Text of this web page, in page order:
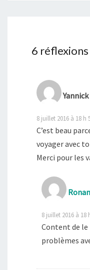
6 réflexions
Yannick
8 juillet 2016 à 18 h
C’est beau
voyager avec
Merci pour les
Ronan
8 juillet 2016 à 18
Content de le
problèmes